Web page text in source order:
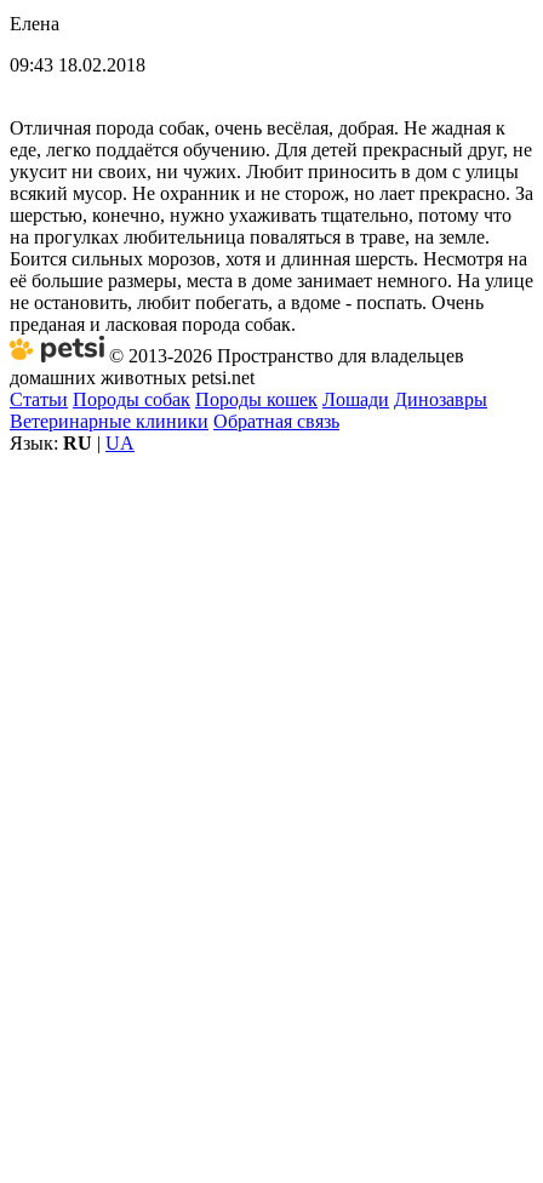
Елена
09:43 18.02.2018
Отличная порода собак, очень весёлая, добрая. Не жадная к
еде, легко поддаётся обучению. Для детей прекрасный друг, не
укусит ни своих, ни чужих. Любит приносить в дом с улицы
всякий мусор. Не охранник и не сторож, но лает прекрасно. За
шерстью, конечно, нужно ухаживать тщательно, потому что
на прогулках любительница поваляться в траве, на земле.
Боится сильных морозов, хотя и длинная шерсть. Несмотря на
её большие размеры, места в доме занимает немного. На улице
не остановить, любит побегать, а вдоме - поспать. Очень
преданая и ласковая порода собак.
© 2013-2026 Пространство для владельцев
домашних животных petsi.net
Статьи Породы собак Породы кошек Лошади Динозавры
Ветеринарные клиники Обратная связь
Язык: RU | UA